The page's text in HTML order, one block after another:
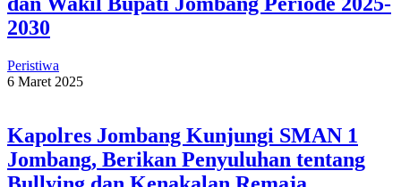
2030
Peristiwa
6 Maret 2025
Kapolres Jombang Kunjungi SMAN 1
Jombang, Berikan Penyuluhan tentang